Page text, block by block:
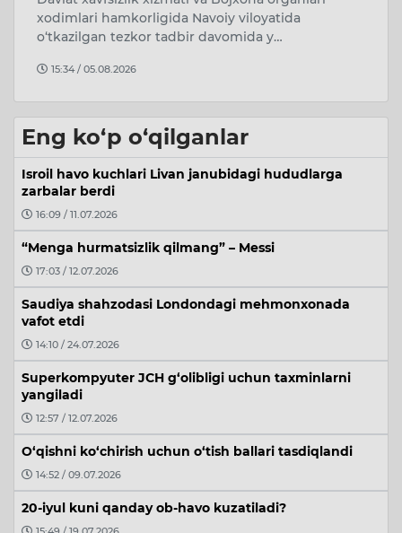
xodimlari hamkorligida Navoiy viloyatida
o‘tkazilgan tezkor tadbir davomida y…
15:34 / 05.08.2026
Eng ko‘p o‘qilganlar
Isroil havo kuchlari Livan janubidagi hududlarga
zarbalar berdi
16:09 / 11.07.2026
“Menga hurmatsizlik qilmang” – Messi
17:03 / 12.07.2026
Saudiya shahzodasi Londondagi mehmonxonada
vafot etdi
14:10 / 24.07.2026
Superkompyuter JCH g‘olibligi uchun taxminlarni
yangiladi
12:57 / 12.07.2026
O‘qishni ko‘chirish uchun o‘tish ballari tasdiqlandi
14:52 / 09.07.2026
20-iyul kuni qanday ob-havo kuzatiladi?